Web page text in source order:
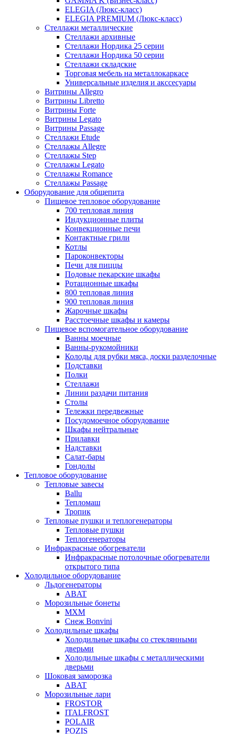
ELEGIA (Люкс-класс)
ELEGIA PREMIUM (Люкс-класс)
Стеллажи металлические
Стеллажи архивные
Стеллажи Нордика 25 серии
Стеллажи Нордика 50 серии
Стеллажи складские
Торговая мебель на металлокаркасе
Универсальные изделия и акссесуары
Витрины Allegro
Витрины Libretto
Витрины Forte
Витрины Legato
Витрины Passage
Стеллажи Etude
Стеллажы Allegre
Стеллажы Step
Стеллажы Legato
Стеллажы Romance
Стеллажы Passage
Оборудование для общепита
Пищевое тепловое оборудование
700 тепловая линия
Индукционные плиты
Конвекционные печи
Контактные грили
Котлы
Пароконвекторы
Печи для пиццы
Подовые пекарские шкафы
Ротационные шкафы
800 тепловая линия
900 тепловая линия
Жарочные шкафы
Расстоечные шкафы и камеры
Пищевое вспомогательное оборудование
Ванны моечные
Ванны-рукомойники
Колоды для рубки мяса, доски разделочные
Подставки
Полки
Стеллажи
Линии раздачи питания
Столы
Тележки передвежные
Посудомоечное оборудование
Шкафы нейтральные
Прилавки
Надставки
Салат-бары
Гондолы
Тепловое оборудование
Тепловые завесы
Ballu
Тепломаш
Тропик
Тепловые пушки и теплогенераторы
Тепловые пушки
Теплогенераторы
Инфракрасные обогреватели
Инфракрасные потолочные обогреватели
открытого типа
Холодильное оборудование
Льдогенераторы
ABAT
Морозильные бонеты
МХМ
Снеж Bonvini
Холодильные шкафы
Холодильные шкафы cо стеклянными
дверьми
Холодильные шкафы с металлическими
дверьми
Шоковая заморозка
ABAT
Морозильные лари
FROSTOR
ITALFROST
POLAIR
POZIS